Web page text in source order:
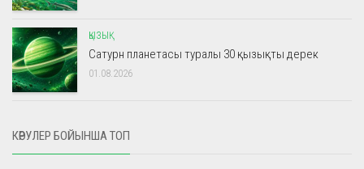
ҚЫЗЫҚ
Сатурн планетасы туралы 30 қызықты дерек
01.08.2026
КӨРУЛЕР БОЙЫНША ТОП